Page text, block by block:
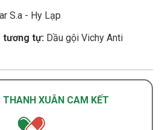
S.a - Hy Lạp
tương tự: Dầu gội Vichy Anti
THANH XUÂN CAM KẾT